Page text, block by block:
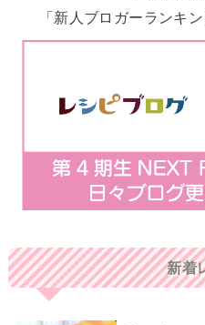
「新人ブロガーランキ
新着